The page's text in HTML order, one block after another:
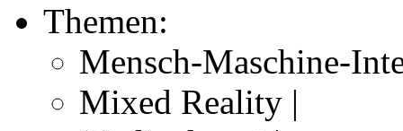
Themen:
Mensch-Maschine-
Mixed Reality |